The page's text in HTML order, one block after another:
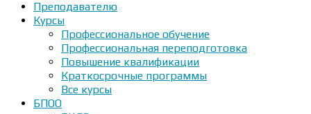
Преподавателю
Курсы
Профессиональное обучение
Профессиональная переподготовка
Повышение квалификации
Краткосрочные программы
Все курсы
БПОО